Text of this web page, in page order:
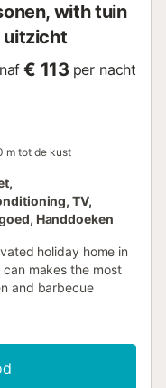
with tuin
uitzicht
€ 113 per nacht
m tot de kust
TV,
Handdoeken
holiday home in
can makes the most
and barbecue